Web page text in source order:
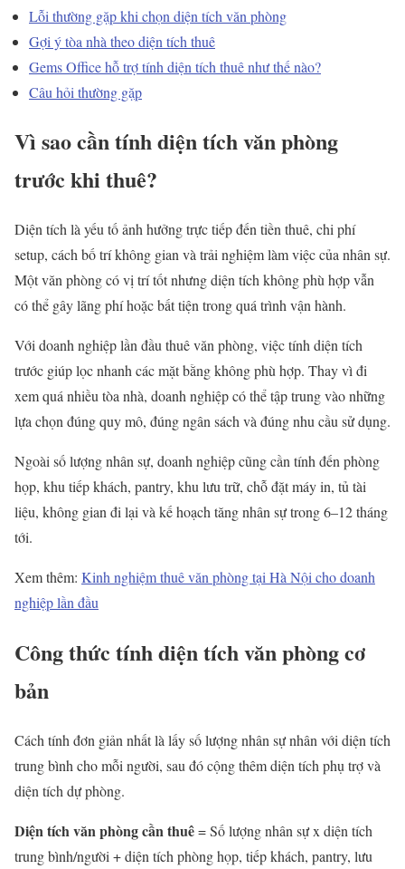
Lỗi thường gặp khi chọn diện tích văn phòng
Gợi ý tòa nhà theo diện tích thuê
Gems Office hỗ trợ tính diện tích thuê như thế nào?
Câu hỏi thường gặp
Vì sao cần tính diện tích văn phòng
trước khi thuê?
Diện tích là yếu tố ảnh hưởng trực tiếp đến tiền thuê, chi phí
setup, cách bố trí không gian và trải nghiệm làm việc của nhân sự.
Một văn phòng có vị trí tốt nhưng diện tích không phù hợp vẫn
có thể gây lãng phí hoặc bất tiện trong quá trình vận hành.
Với doanh nghiệp lần đầu thuê văn phòng, việc tính diện tích
trước giúp lọc nhanh các mặt bằng không phù hợp. Thay vì đi
xem quá nhiều tòa nhà, doanh nghiệp có thể tập trung vào những
lựa chọn đúng quy mô, đúng ngân sách và đúng nhu cầu sử dụng.
Ngoài số lượng nhân sự, doanh nghiệp cũng cần tính đến phòng
họp, khu tiếp khách, pantry, khu lưu trữ, chỗ đặt máy in, tủ tài
liệu, không gian đi lại và kế hoạch tăng nhân sự trong 6–12 tháng
tới.
Xem thêm: Kinh nghiệm thuê văn phòng tại Hà Nội cho doanh
nghiệp lần đầu
Công thức tính diện tích văn phòng cơ
bản
Cách tính đơn giản nhất là lấy số lượng nhân sự nhân với diện tích
trung bình cho mỗi người, sau đó cộng thêm diện tích phụ trợ và
diện tích dự phòng.
Diện tích văn phòng cần thuê= Số lượng nhân sự x diện tích
trung bình/người + diện tích phòng họp, tiếp khách, pantry, lưu